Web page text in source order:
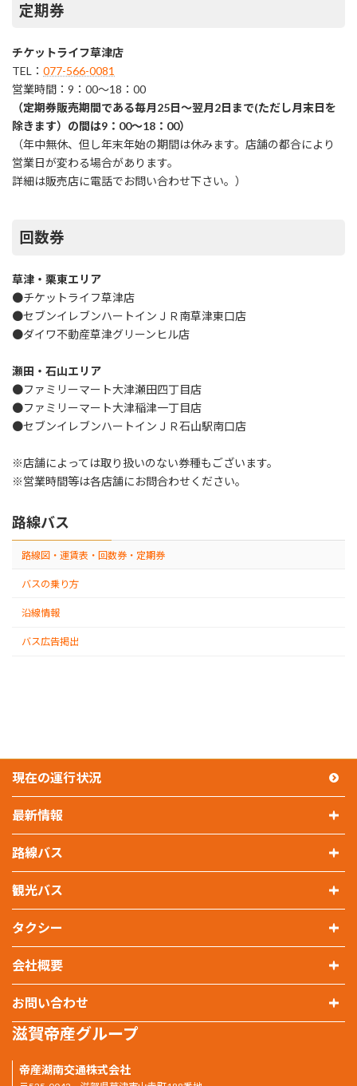
定期券
チケットライフ草津店
TEL： 077-566-0081
営業時間：9：00～18：00
（定期券販売期間である毎月25日～翌月2日まで(ただし月末日を
除きます）の間は9：00～18：00）
（年中無休、但し年末年始の期間は休みます。店舗の都合により
営業日が変わる場合があります。
詳細は販売店に電話でお問い合わせ下さい。）
回数券
草津・栗東エリア
●チケットライフ草津店
●セブンイレブンハートインＪＲ南草津東口店
●ダイワ不動産草津グリーンヒル店
瀬田・石山エリア
●ファミリーマート大津瀬田四丁目店
●ファミリーマート大津稲津一丁目店
●セブンイレブンハートインＪＲ石山駅南口店
※店舗によっては取り扱いのない券種もございます。
※営業時間等は各店舗にお問合わせください。
路線バス
路線図・運賃表・回数券・定期券
バスの乗り方
沿線情報
バス広告掲出
滋賀帝産グループ
帝産湖南交通株式会社
現在の運行状況
最新情報
運行情報
お知らせ
トピックス
路線バス
路線バス
時刻表・料金表
路線図・運賃表・回数券・定期券
バスの乗り方
観光バス
観光バス
パンフレット・車両紹介
観光バスのお見積もり
運送約款・運賃・料金について
タクシー
タクシー
支払方法・運賃
会社概要
会社概要
帝産湖南交通株式会社
株式会社帝産タクシー滋賀
お問い合わせ
お問い合わせ
よくある質問